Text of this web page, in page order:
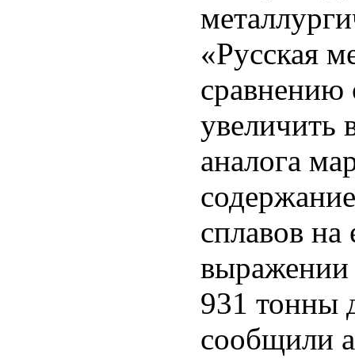
«Русская
сравнению
увеличить
аналога
сплавов на
выражении
931 тонны
сообщили